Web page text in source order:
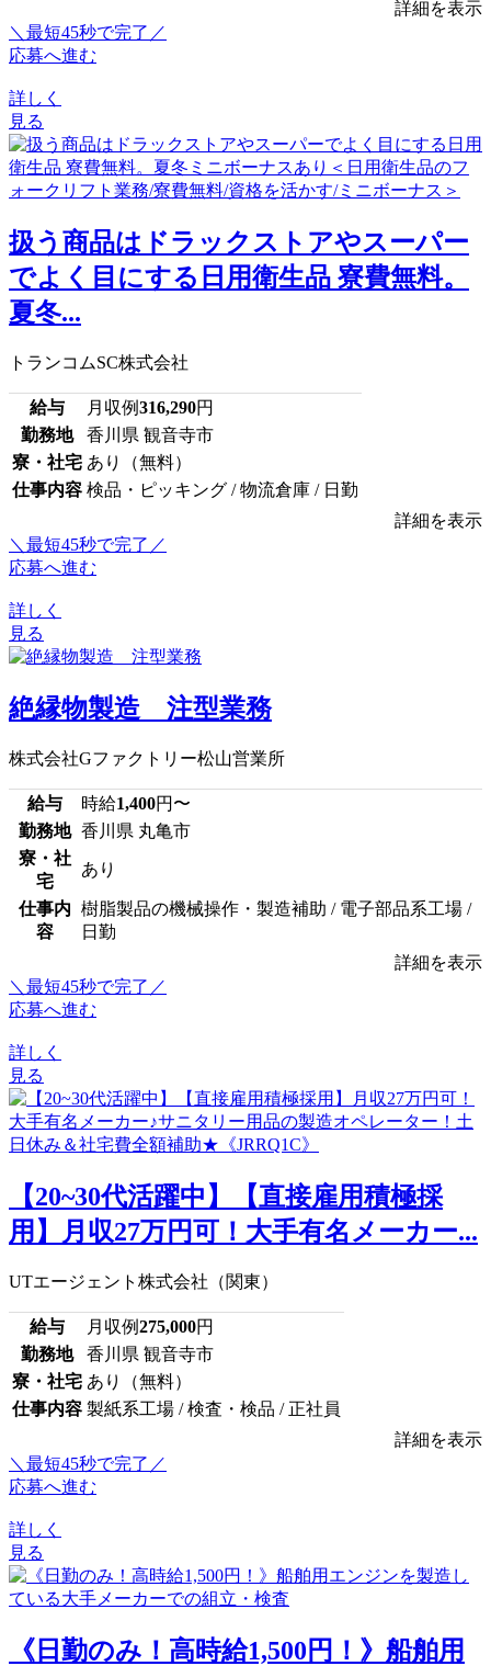
詳細を表示
＼最短45秒で完了／
応募へ進む
詳しく
見る
扱う商品はドラックストアやスーパー
でよく目にする日用衛生品 寮費無料。
夏冬...
トランコムSC株式会社
給与 月収例316,290円
勤務地
香川県 観音寺市
寮・社宅 あり（無料）
仕事内容 検品・ピッキング / 物流倉庫 / 日勤
詳細を表示
＼最短45秒で完了／
応募へ進む
詳しく
見る
絶縁物製造 注型業務
株式会社Gファクトリー松山営業所
給与 時給1,400円〜
勤務地 香川県 丸亀市
寮・社
宅
あり
仕事内
容
樹脂製品の機械操作・製造補助 / 電子部品系工場 /
日勤
詳細を表示
＼最短45秒で完了／
応募へ進む
詳しく
見る
【20~30代活躍中】【直接雇用積極採
用】月収27万円可！大手有名メーカー...
UTエージェント株式会社（関東）
給与 月収例275,000円
勤務地
香川県 観音寺市
寮・社宅 あり（無料）
仕事内容 製紙系工場 / 検査・検品 / 正社員
詳細を表示
＼最短45秒で完了／
応募へ進む
詳しく
見る
《日勤のみ！高時給1,500円！》船舶用